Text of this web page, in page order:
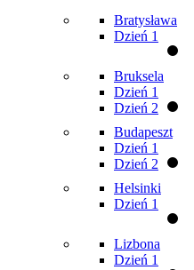
Bratysława
Dzień 1
Bruksela
Dzień 1
Dzień 2
Budapeszt
Dzień 1
Dzień 2
Helsinki
Dzień 1
Lizbona
Dzień 1